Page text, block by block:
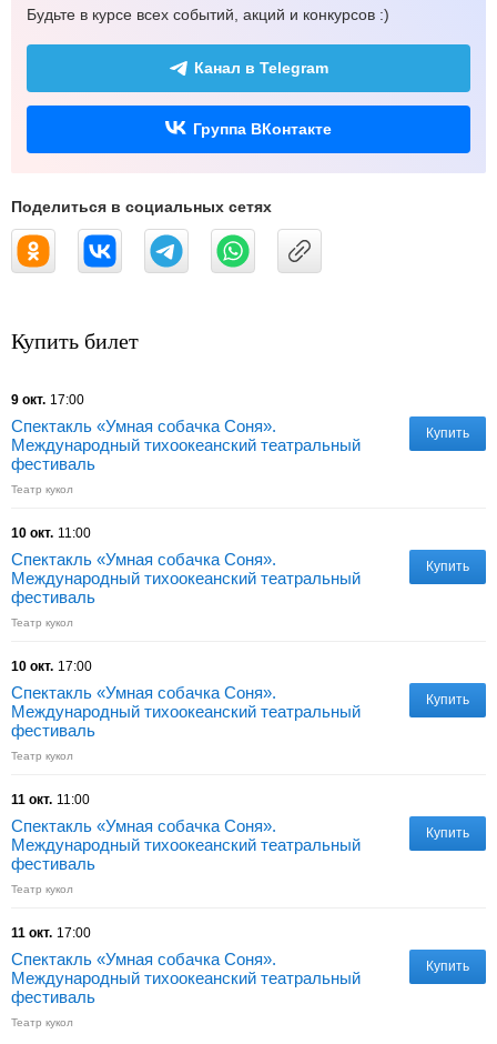
Будьте в курсе всех событий, акций и конкурсов :)
Канал в Telegram
Группа ВКонтакте
Поделиться в социальных сетях
Купить билет
9 окт. 17:00
Спектакль «Умная собачка Соня».
Международный тихоокеанский театральный
фестиваль
Театр кукол
Купить
10 окт. 11:00
Спектакль «Умная собачка Соня».
Международный тихоокеанский театральный
фестиваль
Театр кукол
Купить
10 окт. 17:00
Спектакль «Умная собачка Соня».
Международный тихоокеанский театральный
фестиваль
Театр кукол
Купить
11 окт. 11:00
Спектакль «Умная собачка Соня».
Международный тихоокеанский театральный
фестиваль
Театр кукол
Купить
11 окт. 17:00
Спектакль «Умная собачка Соня».
Международный тихоокеанский театральный
фестиваль
Театр кукол
Купить